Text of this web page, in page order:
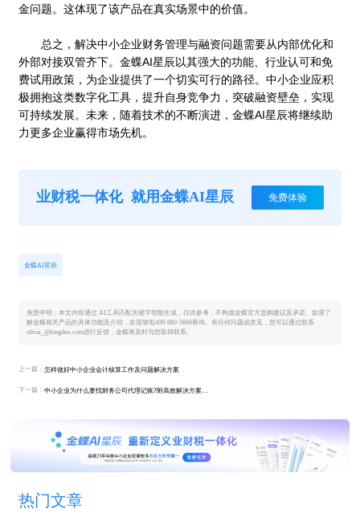
金问题。这体现了该产品在真实场景中的价值。
总之，解决中小企业财务管理与融资问题需要从内部优化和
外部对接双管齐下。金蝶AI星辰以其强大的功能、行业认可和免
费试用政策，为企业提供了一个切实可行的路径。中小企业应积
极拥抱这类数字化工具，提升自身竞争力，突破融资壁垒，实现
可持续发展。未来，随着技术的不断演进，金蝶AI星辰将继续助
力更多企业赢得市场先机。
业财税一体化 就用金蝶AI星辰 免费体验
金蝶AI星辰
免责申明：本文内容通过 AI工具匹配关键字智能生成，仅供参考，不构成金蝶官方选购建议及承诺。如需了
解金蝶相关产品的具体功能及介绍，欢迎致电400-880-5666垂询。有任何问题或意见，您可以通过联系
olivia_@kingdee.com进行反馈，金蝶将及时与您取得联系。
上一篇：怎样做好中小企业会计核算工作及问题解决方案
下一篇：
热门文章